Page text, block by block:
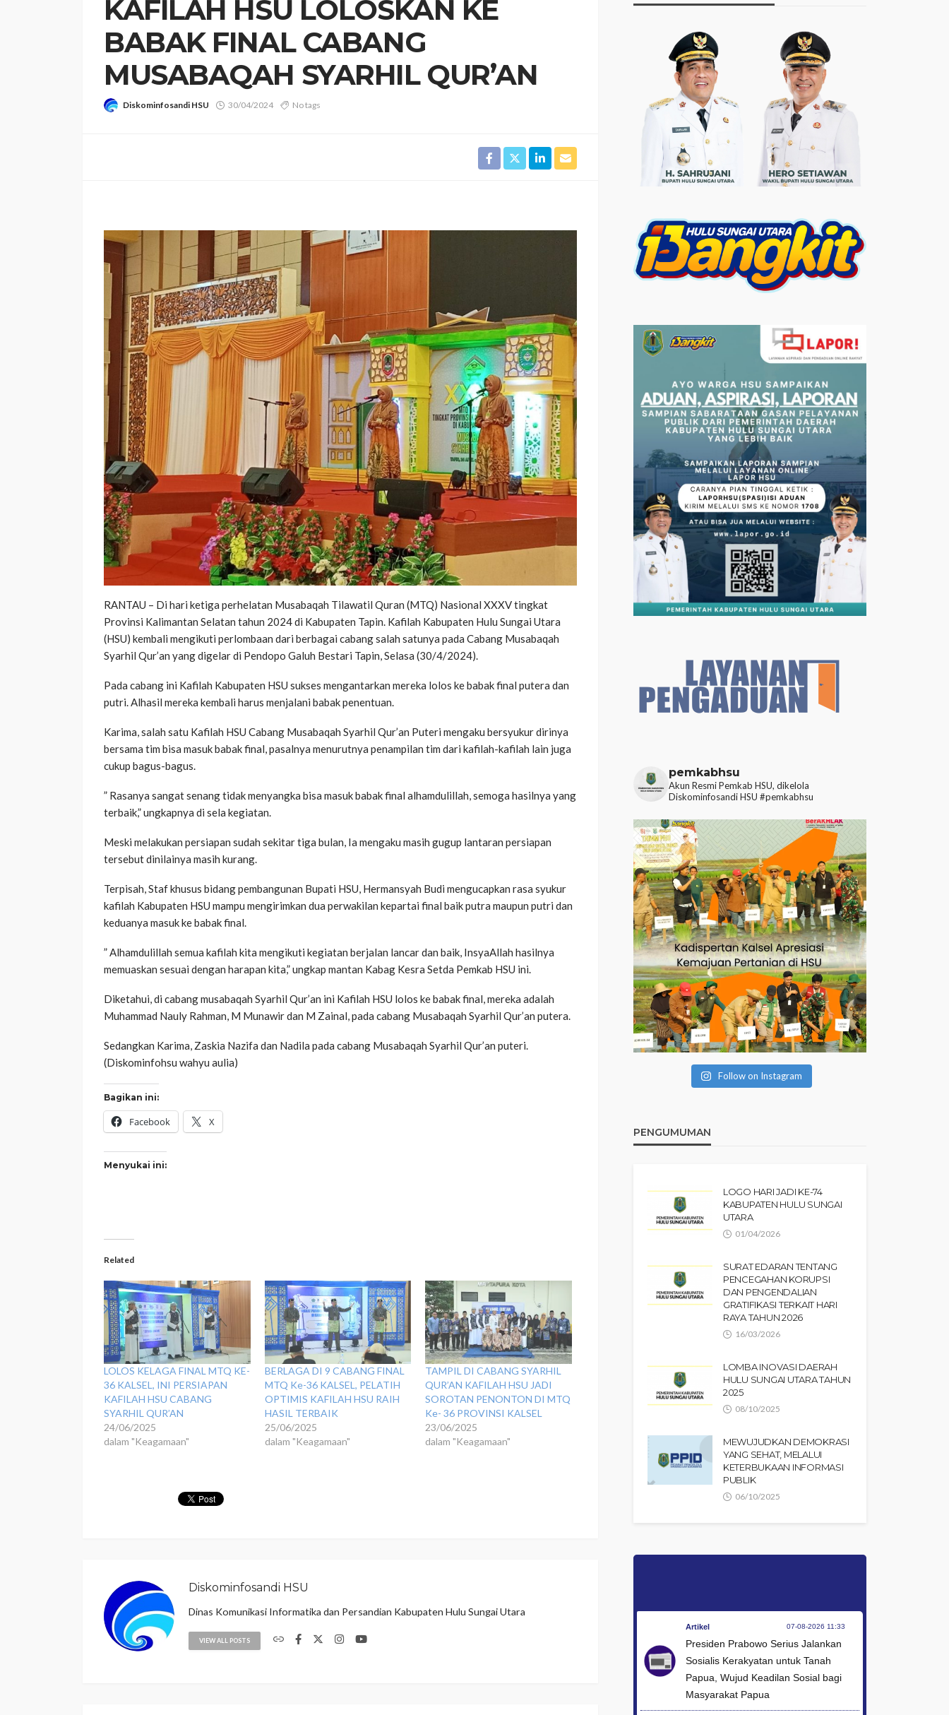
KAFILAH HSU LOLOSKAN KE
BABAK FINAL CABANG
MUSABAQAH SYARHIL QUR’AN
Diskominfosandi HSU 30/04/2024 No tags
RANTAU – Di hari ketiga perhelatan Musabaqah Tilawatil Quran (MTQ) Nasional XXXV tingkat
Provinsi Kalimantan Selatan tahun 2024 di Kabupaten Tapin. Kafilah Kabupaten Hulu Sungai Utara
(HSU) kembali mengikuti perlombaan dari berbagai cabang salah satunya pada Cabang Musabaqah
Syarhil Qur’an yang digelar di Pendopo Galuh Bestari Tapin, Selasa (30/4/2024).
Pada cabang ini Kafilah Kabupaten HSU sukses mengantarkan mereka lolos ke babak final putera dan
putri. Alhasil mereka kembali harus menjalani babak penentuan.
Karima, salah satu Kafilah HSU Cabang Musabaqah Syarhil Qur’an Puteri mengaku bersyukur dirinya
bersama tim bisa masuk babak final, pasalnya menurutnya penampilan tim dari kafilah-kafilah lain juga
cukup bagus-bagus.
” Rasanya sangat senang tidak menyangka bisa masuk babak final alhamdulillah, semoga hasilnya yang
terbaik,” ungkapnya di sela kegiatan.
Meski melakukan persiapan sudah sekitar tiga bulan, Ia mengaku masih gugup lantaran persiapan
tersebut dinilainya masih kurang.
Terpisah, Staf khusus bidang pembangunan Bupati HSU, Hermansyah Budi mengucapkan rasa syukur
kafilah Kabupaten HSU mampu mengirimkan dua perwakilan kepartai final baik putra maupun putri dan
keduanya masuk ke babak final.
” Alhamdulillah semua kafilah kita mengikuti kegiatan berjalan lancar dan baik, InsyaAllah hasilnya
memuaskan sesuai dengan harapan kita,” ungkap mantan Kabag Kesra Setda Pemkab HSU ini.
Diketahui, di cabang musabaqah Syarhil Qur’an ini Kafilah HSU lolos ke babak final, mereka adalah
Muhammad Nauly Rahman, M Munawir dan M Zainal, pada cabang Musabaqah Syarhil Qur’an putera.
Sedangkan Karima, Zaskia Nazifa dan Nadila pada cabang Musabaqah Syarhil Qur’an puteri.
(Diskominfohsu wahyu aulia)
Bagikan ini:
Facebook X
Menyukai ini:
Related
LOLOS KELAGA FINAL MTQ KE-
36 KALSEL, INI PERSIAPAN
KAFILAH HSU CABANG
SYARHIL QUR’AN
24/06/2025
dalam "Keagamaan"
BERLAGA DI 9 CABANG FINAL
MTQ Ke-36 KALSEL, PELATIH
OPTIMIS KAFILAH HSU RAIH
HASIL TERBAIK
25/06/2025
dalam "Keagamaan"
TAMPIL DI CABANG SYARHIL
QUR’AN KAFILAH HSU JADI
SOROTAN PENONTON DI MTQ
Ke- 36 PROVINSI KALSEL
23/06/2025
dalam "Keagamaan"
Diskominfosandi HSU
Dinas Komunikasi Informatika dan Persandian Kabupaten Hulu Sungai Utara
VIEW ALL POSTS
pemkabhsu
Akun Resmi Pemkab HSU, dikelola
Diskominfosandi HSU #pemkabhsu
Follow on Instagram
PENGUMUMAN
LOGO HARI JADI KE-74
KABUPATEN HULU SUNGAI
UTARA
01/04/2026
SURAT EDARAN TENTANG
PENCEGAHAN KORUPSI
DAN PENGENDALIAN
GRATIFIKASI TERKAIT HARI
RAYA TAHUN 2026
16/03/2026
LOMBA INOVASI DAERAH
HULU SUNGAI UTARA TAHUN
2025
08/10/2025
MEWUJUDKAN DEMOKRASI
YANG SEHAT, MELALUI
KETERBUKAAN INFORMASI
PUBLIK
06/10/2025
Artikel 07-08-2026 11:33
Presiden Prabowo Serius Jalankan
Sosialis Kerakyatan untuk Tanah
Papua, Wujud Keadilan Sosial bagi
Masyarakat Papua